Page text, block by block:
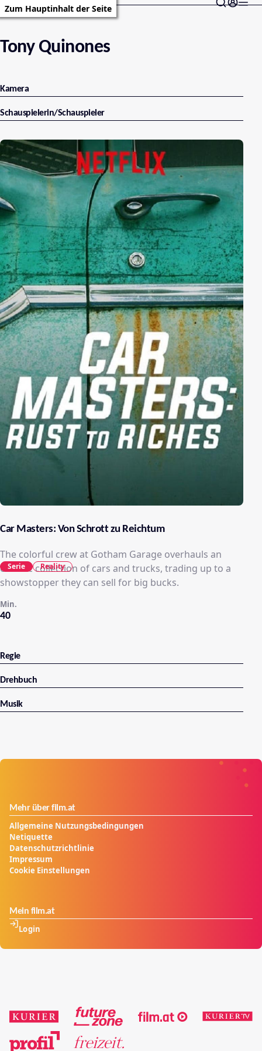
Zum Hauptinhalt der Seite
Tony Quinones
Kamera
Schauspielerin/Schauspieler
Car Masters: Von Schrott zu Reichtum
The colorful crew at Gotham Garage overhauls an
eclectic collection of cars and trucks, trading up to a
showstopper they can sell for big bucks.
40
Min.
Serie Reality
Regie
Drehbuch
Musik
Mehr über film.at
Allgemeine Nutzungsbedingungen
Netiquette
Datenschutzrichtlinie
Impressum
Cookie Einstellungen
Mein film.at
Login